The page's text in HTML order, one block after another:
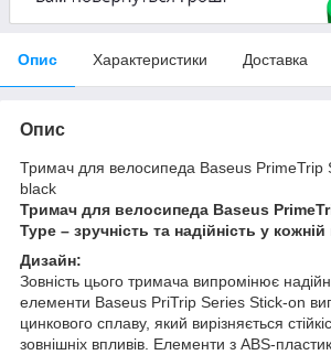
Опис Характеристики Доставка
Опис
Тримач для велосипеда Baseus PrimeTrip
black
Тримач для велосипеда Baseus
Type – зручність та надійність у кожній
Дизайн:
Зовність цього тримача випромінює
елементи Baseus PriTrip Series Stick-on
цинкового сплаву, який вирізняється
зовнішніх впливів. Елементи з ABS-